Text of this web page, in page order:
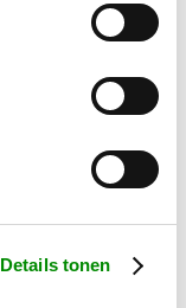
Details tonen